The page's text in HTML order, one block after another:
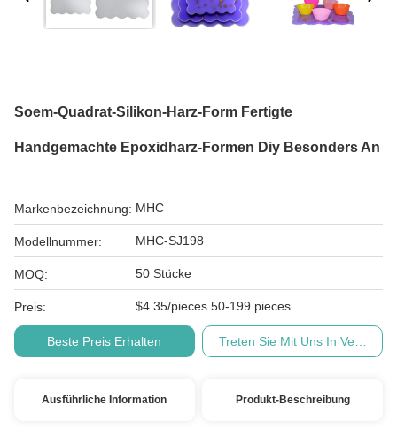
Soem-Quadrat-Silikon-Harz-Form Fertigte
Handgemachte Epoxidharz-Formen Diy Besonders An
Markenbezeichnung: MHC
Modellnummer: MHC-SJ198
MOQ: 50 Stücke
Preis: $4.35/pieces 50-199 pieces
Beste Preis Erhalten Treten Sie Mit Uns In
Ausführliche Information Produkt-Beschreibung